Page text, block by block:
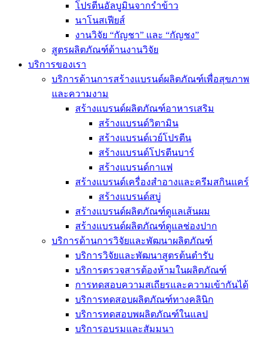
โปรตีนอัลบูมินจากรำข้าว
นาโนสเฟียส์
งานวิจัย “กัญชา” และ “กัญชง”
สูตรผลิตภัณฑ์ด้านงานวิจัย
บริการของเรา
บริการด้านการสร้างแบรนด์ผลิตภัณฑ์เพื่อสุขภาพ
และความงาม
สร้างแบรนด์ผลิตภัณฑ์อาหารเสริม
สร้างแบรนด์วิตามิน
สร้างแบรนด์เวย์โปรตีน
สร้างแบรนด์โปรตีนบาร์
สร้างแบรนด์กาแฟ
สร้างแบรนด์เครื่องสำอางและครีมสกินแคร์
สร้างแบรนด์สบู่
สร้างแบรนด์ผลิตภัณฑ์ดูแลเส้นผม
สร้างแบรนด์ผลิตภัณฑ์ดูแลช่องปาก
บริการด้านการวิจัยและพัฒนาผลิตภัณฑ์
บริการวิจัยและพัฒนาสูตรต้นตำรับ
บริการตรวจสารต้องห้ามในผลิตภัณฑ์
การทดสอบความสเถียรและความเข้ากันได้
บริการทดสอบผลิตภัณฑ์ทางคลินิก
บริการทดสอบพผลิตภัณฑ์ในแลป
บริการอบรมและสัมมนา